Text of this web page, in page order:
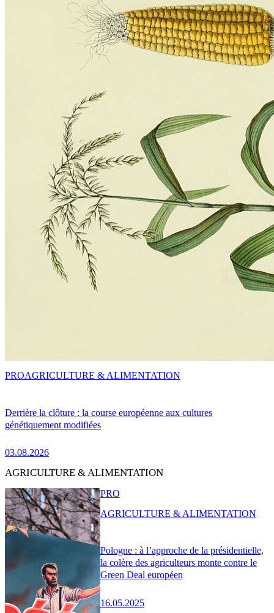
Derrière la clôture : la course européenne aux cultures
génétiquement modifiées
03.08.2026
PROAGRICULTURE & ALIMENTATION
AGRICULTURE & ALIMENTATION
Pologne : à l’approche de la présidentielle,
la colère des agriculteurs monte contre le
Green Deal européen
16.05.2025
PRO
AGRICULTURE & ALIMENTATION